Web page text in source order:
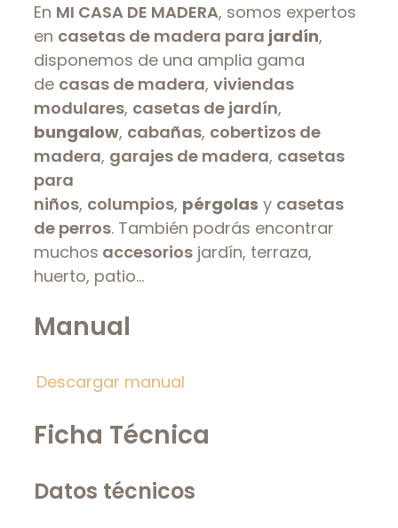
En MI CASA DE MADERA, somos expertos
en casetas de madera para jardín,
disponemos de una amplia gama
de casas de madera, viviendas
modulares, casetas de jardín,
bungalow, cabañas, cobertizos de
madera, garajes de madera, casetas
para
niños, columpios, pérgolas y casetas
de perros. También podrás encontrar
muchos accesorios jardín, terraza,
huerto, patio…
Manual
Descargar manual
Ficha Técnica
Datos técnicos